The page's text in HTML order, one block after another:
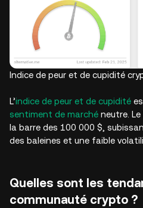
Indice de peur et de cupidité
L’indice de peur et de cupidité
sentiment de marché neutre.
la barre des 100 000 $,
des baleines et une faible
Quelles sont les
communauté crypto ?